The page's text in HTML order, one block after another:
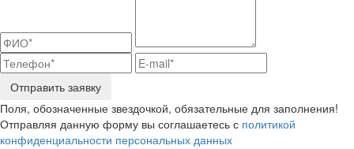
Отправить заявку
Поля, обозначенные звездочкой, обязательные для заполнения!
Отправляя данную форму вы соглашаетесь с политикой
конфиденциальности персональных данных